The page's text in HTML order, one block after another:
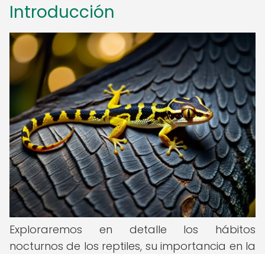
Introducción
Exploraremos en detalle los hábitos
nocturnos de los reptiles, su importancia en la